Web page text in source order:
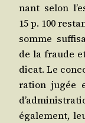
nant selon
15 p. 100
somme
de la fraude
di­cat. Le
ra­tion jugée
éga­le­ment,